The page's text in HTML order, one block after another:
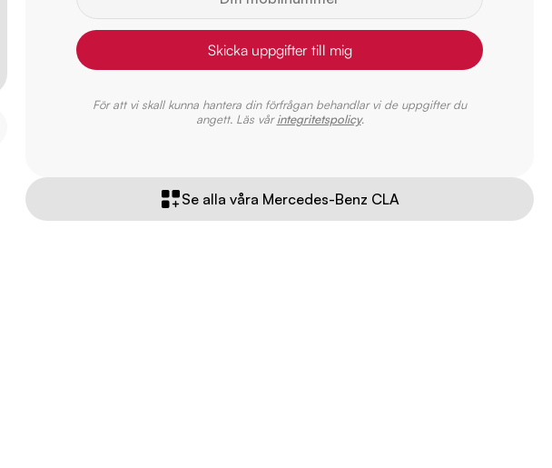
Skicka uppgifter till mig
För att vi skall kunna hantera din förfrågan behandlar vi de uppgifter du
angett. Läs vårintegritetspolicy.
Se alla våra Mercedes-Benz CLA